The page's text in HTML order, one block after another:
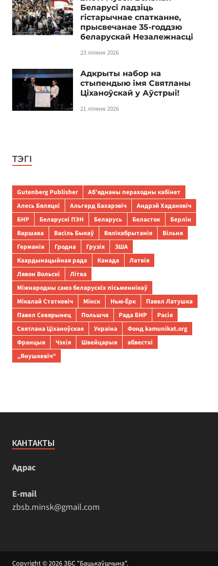
Беларусі ладзіць
гістарычнае спатканне,
прысвечанае 35-годдзю
беларускай Незалежнасці
23 ліпеня 2026
Адкрыты набор на
стыпендыю імя Святланы
Ціханоўскай у Аўстрыі!
21 ліпеня 2026
ТЭГІ
Gutenberg Publisher
Аб’яднаны пераходны кабінет
Алесь Бяляцкі
Альгерд Бахарэвіч
Андрэй Хадановіч
БНР
Беларускі ПЭН Беларусь Беласток
Берлін
Варшава
Васіль Быкаў Вялікабрытанія
Вільня
Германія
Гродна Грузія
ЗША
Каардынацыйная рада
Канада
Латвія
Лявон Вольскі
Літва
Міжнародны саюз беларускіх пісьменнікаў
Мікалай Статкевіч
Мінск Нью-Ёрк
Павел Латушка
Павел Севярынец
Польшча Рада БНР
Расія
Святлана Ціханоўская
Украіна
Фонд kamunikat.org
Францыя
Чэхія Швейцарыя
абвесткі
„Янушкевіч“
КАНТАКТЫ
Адрас
E-mail
zbsb.minsk@gmail.com
Copyright © 2026ЗБС "Бацькаўшчына".